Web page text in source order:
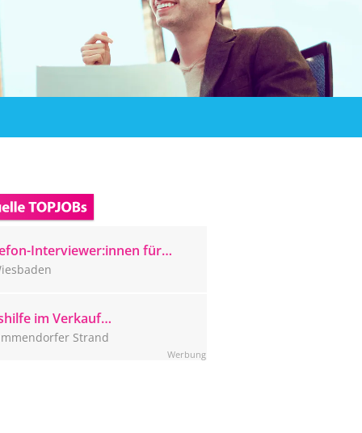
Interviewer:innen für
Wiesbadener CATI-Studio
im Verkauf
Strand (m/w/d)
Strand